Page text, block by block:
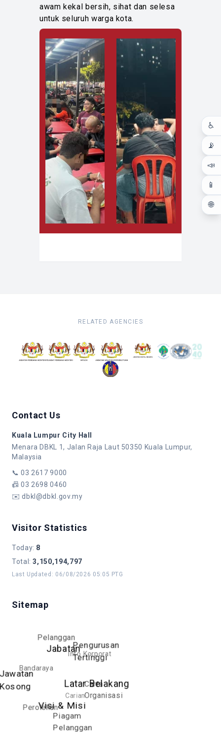
♿
📡
📣
📱
🌐
awam kekal bersih, sihat dan selesa
untuk seluruh warga kota.
RELATED AGENCIES
Contact Us
Kuala Lumpur City Hall
Menara DBKL 1, Jalan Raja Laut 50350 Kuala Lumpur,
Malaysia
📞03 2617 9000
📠03 2698 0460
✉️dbkl@dbkl.gov.my
Visitor Statistics
Today: 8
Total :3,150,194,797
Last Updated : 06/08/2026 05:05 PTG
Sitemap
Latar Belakang
Visi & Misi
Piagam
Pelanggan
Carta
Organisasi
Pengurusan
Tertinggi
Jabatan
Jawatan
Kosong
Perolehan
Carian
Info Korporat
Pelanggan
Bandaraya